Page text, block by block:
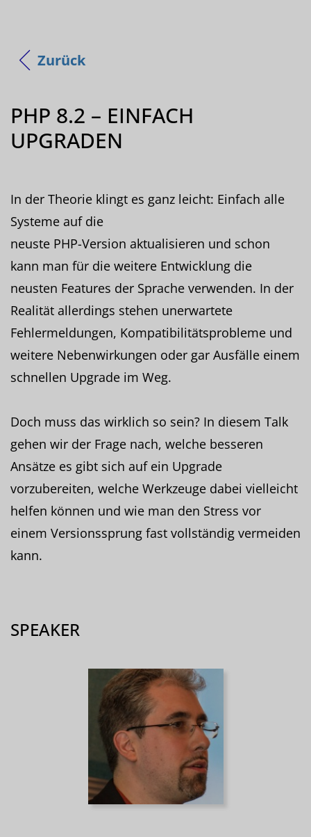
Zurück
PHP 8.2 – EINFACH
UPGRADEN
In der Theorie klingt es ganz leicht: Einfach alle
Systeme auf die
neuste PHP-Version aktualisieren und schon
kann man für die weitere Entwicklung die
neusten Features der Sprache verwenden. In der
Realität allerdings stehen unerwartete
Fehlermeldungen, Kompatibilitätsprobleme und
weitere Nebenwirkungen oder gar Ausfälle einem
schnellen Upgrade im Weg.
Doch muss das wirklich so sein? In diesem Talk
gehen wir der Frage nach, welche besseren
Ansätze es gibt sich auf ein Upgrade
vorzubereiten, welche Werkzeuge dabei vielleicht
helfen können und wie man den Stress vor
einem Versionssprung fast vollständig vermeiden
kann.
SPEAKER